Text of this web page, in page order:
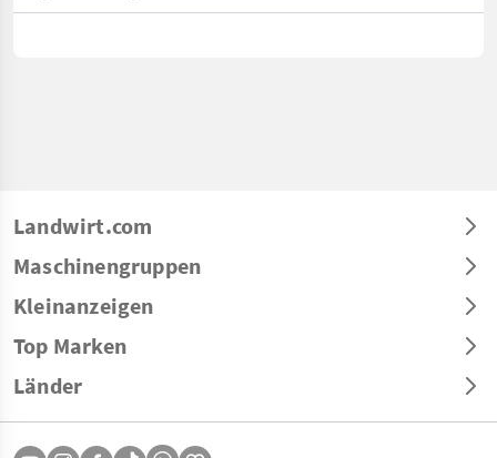
Landwirt.com
Maschinengruppen
Kleinanzeigen
Top Marken
Länder